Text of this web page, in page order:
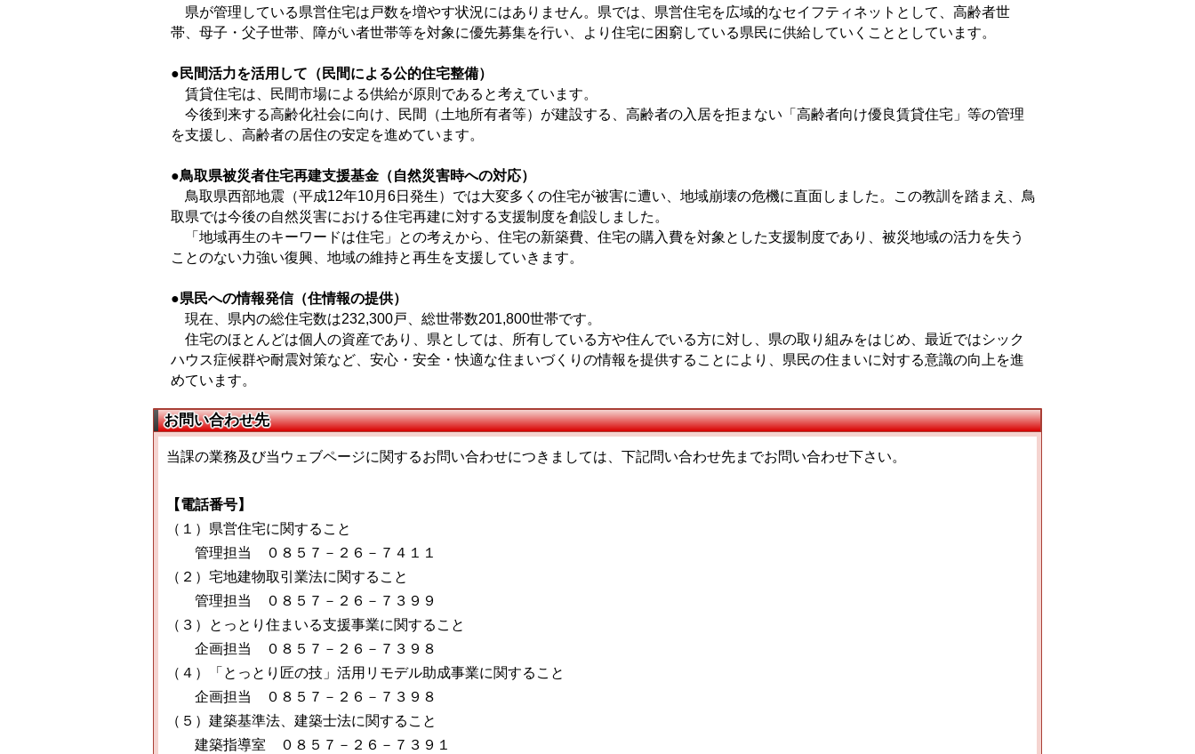
県が管理している県営住宅は戸数を増やす状況にはありません。県では、県営住宅を広域的なセイフティネットとして、高齢者世
帯、母子・父子世帯、障がい者世帯等を対象に優先募集を行い、より住宅に困窮している県民に供給していくこととしています。
●民間活力を活用して （民間による公的住宅整備）
賃貸住宅は、民間市場による供給が原則であると考えています。
今後到来する高齢化社会に向け、民間（土地所有者等）が建設する、高齢者の入居を拒まない「高齢者向け優良賃貸住宅」等の管理
を支援し、高齢者の居住の安定を進めています。
●鳥取県被災者住宅再建支援基金 （自然災害時への対応）
鳥取県西部地震（平成12年10月6日発生）では大変多くの住宅が被害に遭い、地域崩壊の危機に直面しました。この教訓を踏まえ、鳥
取県では今後の自然災害における住宅再建に対する支援制度を創設しました。
「地域再生のキーワードは住宅」との考えから、住宅の新築費、住宅の購入費を対象とした支援制度であり、被災地域の活力を失う
ことのない力強い復興、地域の維持と再生を支援していきます。
●県民への情報発信 （住情報の提供）
現在、県内の総住宅数は232,300戸、総世帯数201,800世帯です。
住宅のほとんどは個人の資産であり、県としては、所有している方や住んでいる方に対し、県の取り組みをはじめ、最近ではシック
ハウス症候群や耐震対策など、安心・安全・快適な住まいづくりの情報を提供することにより、県民の住まいに対する意識の向上を進
めています。
お問い合わせ先
当課の業務及び当ウェブページに関するお問い合わせにつきましては、下記問い合わせ先までお問い合わせ下さい。
【電話番号】
（１）県営住宅に関すること
管理担当 ０８５７－２６－７４１１
（２）宅地建物取引業法に関すること
管理担当 ０８５７－２６－７３９９
（３）とっとり住まいる支援事業に関すること
企画担当 ０８５７－２６－７３９８
（４）「とっとり匠の技」活用リモデル助成事業に関すること
企画担当 ０８５７－２６－７３９８
（５）建築基準法、建築士法に関すること
建築指導室 ０８５７－２６－７３９１